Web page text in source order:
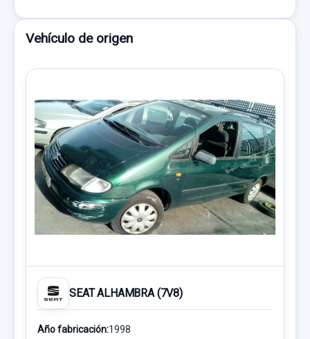
Vehículo de origen
SEAT ALHAMBRA (7V8)
Año fabricación:1998